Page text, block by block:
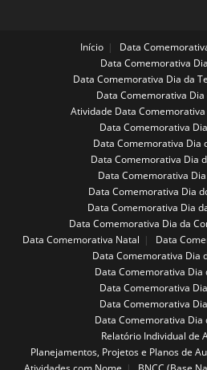
Início
Data
Data Comemorativa
Data Comemorativa Dia da
Data Comemorativa Dia
Atividade Data
Data Comemorativa
Data Comemorativa Dia
Data Comemorativa Dia
Data Comemorativa
Data Comemorativa Dia
Data Comemorativa Dia
Data Comemorativa Dia da
Data Comemorativa Natal
Data
Data Comemorativa Dia
Data Comemorativa Dia
Data Comemorativa
Data Comemorativa
Data Comemorativa Dia
Relatório Individual de
Planejamentos, Projetos e Planos de